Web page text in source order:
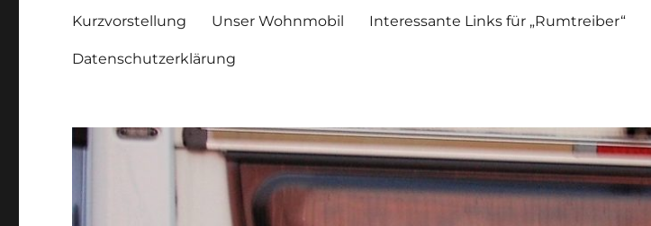
Kurzvorstellung Unser Wohnmobil Interessante Links für „Rumtreiber“
Datenschutzerklärung